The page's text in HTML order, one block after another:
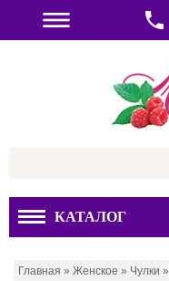
КАТАЛОГ
Главная » Женское » Чулки »